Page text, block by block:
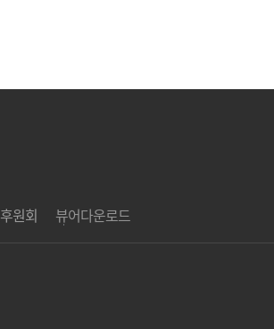
원회 뷰어다운로드